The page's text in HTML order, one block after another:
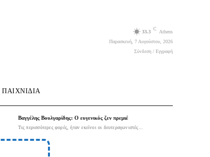
33.3
C
Athens
Παρασκευή, 7 Αυγούστου, 2026
Σύνδεση / Εγγραφή
ΠΑΙΧΝΙΔΙΑ
Βαγγέλης Βουλγαρίδης: Ο ευγενικός ζεν πρεμιέ
Τις περισσότερες φορές, ήταν εκείνοι οι δευτεραγωνιστές...